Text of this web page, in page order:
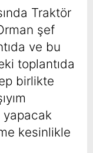
Traktör
şef
ve bu
toplantıda
birlikte
yapacak
kesinlikle